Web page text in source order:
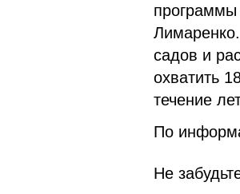
программы
садов и
охватить
течение
По
Не